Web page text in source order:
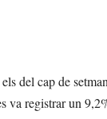
del cap de
va registrar un